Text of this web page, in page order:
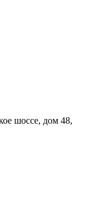
шоссе, дом 48,